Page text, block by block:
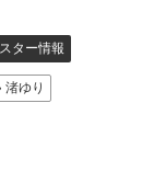
スター情報
渚ゆり